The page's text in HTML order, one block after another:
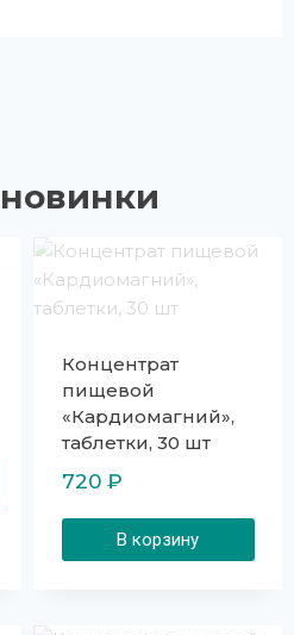
Концентрат
пищевой
«Кардиомагний»,
таблетки, 30 шт
720 ₽
В корзину